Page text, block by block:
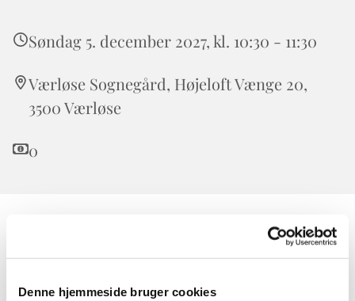
Denne hjemmeside bruger cookies
Søndag 5. december 2027, kl. 10:30 - 11:30
Værløse Sognegård, Højeloft Vænge 20,
3500 Værløse
0
Børnekirken er for alle børn. Forældre, bedsteforældre,
onkler og tanter er også meget velkomne.
I Børnekirken taler vi om Bibelens historier i børnehøjde